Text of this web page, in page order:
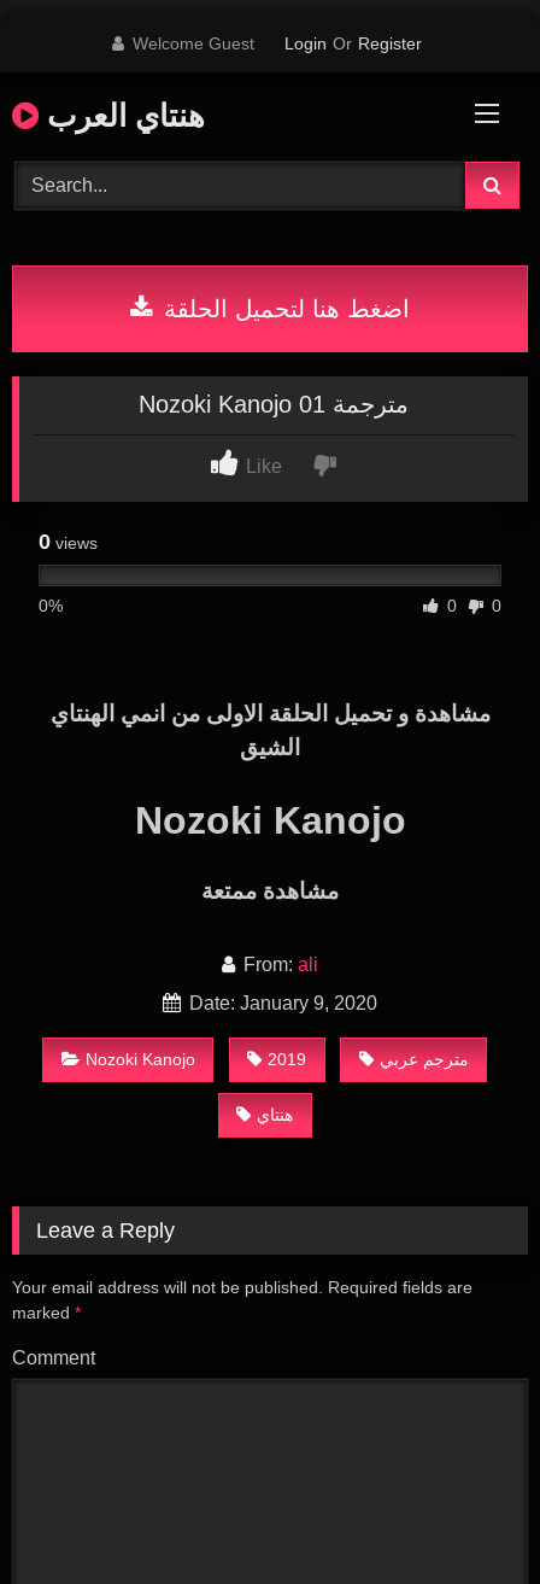
Welcome Guest Login Or Register
هنتاي العرب
اضغط هنا لتحميل الحلقة
Nozoki Kanojo 01 مترجمة
Like
0 views
0% 0 0
مشاهدة و تحميل الحلقة الاولى من انمي الهنتاي
الشيق
Nozoki Kanojo
مشاهدة ممتعة
From: ali
Date: January 9, 2020
Nozoki Kanojo 2019 مترجم عربي
هنتاي
Leave a Reply
Your email address will not be published. Required fields are
marked *
Comment